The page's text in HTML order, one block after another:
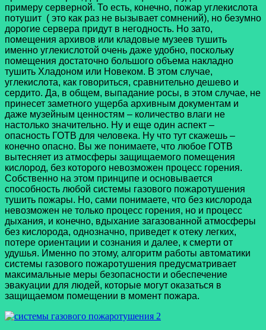
примеру серверной. То есть, конечно, пожар углекислота
потушит ( это как раз не вызывает сомнений), но безумно
дорогие сервера придут в негодность. Но зато,
помещения архивов или кладовые музеев тушить
именно углекислотой очень даже удобно, поскольку
помещения достаточно большого объема накладно
тушить Хладоном или Новеком. В этом случае,
углекислота, как говориться, сравнительно дешево и
сердито. Да, в общем, выпадание росы, в этом случае, не
принесет заметного ущерба архивным документам и
даже музейным ценностям – количество влаги не
настолько значительно. Ну и еще один аспект –
опасность ГОТВ для человека. Ну что тут скажешь –
конечно опасно. Вы же понимаете, что любое ГОТВ
вытесняет из атмосферы защищаемого помещения
кислород, без которого невозможен процесс горения.
Собственно на этом принципе и основывается
способность любой системы газового пожаротушения
тушить пожары. Но, сами понимаете, что без кислорода
невозможен не только процесс горения, но и процесс
дыхания, и конечно, вдыхание загазованной атмосферы
без кислорода, однозначно, приведет к отеку легких,
потере ориентации и сознания и далее, к смерти от
удушья. Именно по этому, алгоритм работы автоматики
системы газового пожаротушения предусматривает
максимальные меры безопасности и обеспечение
эвакуации для людей, которые могут оказаться в
защищаемом помещении в момент пожара.